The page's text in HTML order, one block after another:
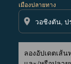
เมืองปลายทาง
location_on
ลองอัปเดตเส้